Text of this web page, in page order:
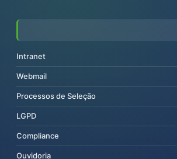
Intranet
Webmail
Processos de Seleção
LGPD
Compliance
Ouvidoria